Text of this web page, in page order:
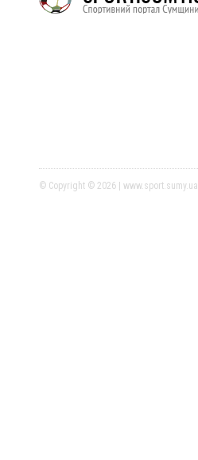
© Copyright © 2026 | www.sport.sumy.ua